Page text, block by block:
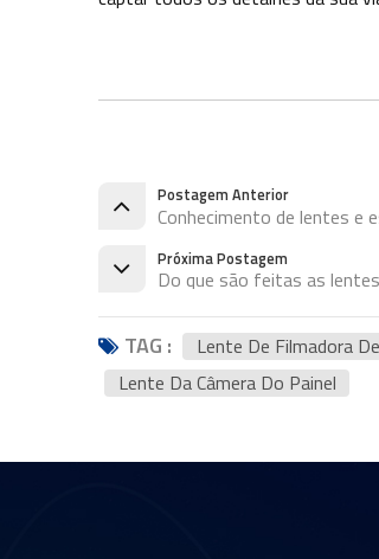
Postagem Anterior
Conhecimento de lentes e
Próxima Postagem
Do que são feitas as
TAG : Lente De Filmadora
Lente Da Câmera Do Painel